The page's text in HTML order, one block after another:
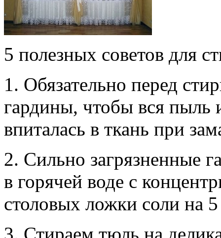
5 полезных советов для
1. Обязательно перед
гардины, чтобы вся пыль
впиталась в ткань при
2. Сильно загрязненные
в горячей воде с
столовых ложки соли на
3. Стираем тюль на